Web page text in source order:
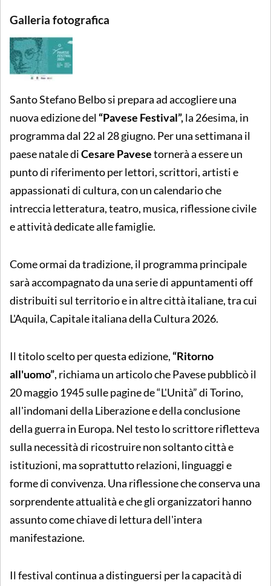
Galleria fotografica
Santo Stefano Belbo si prepara ad accogliere una
nuova edizione del “Pavese Festival”,la 26esima, in
programma dal 22 al 28 giugno. Per una settimana il
paese natale diCesare Pavesetornerà a essere un
punto di riferimento per lettori, scrittori, artisti e
appassionati di cultura, con un calendario che
intreccia letteratura, teatro, musica, riflessione civile
e attività dedicate alle famiglie.
Come ormai da tradizione, il programma principale
sarà accompagnato da una serie di appuntamenti off
distribuiti sul territorio e in altre città italiane, tra cui
L'Aquila, Capitale italiana della Cultura 2026.
Il titolo scelto per questa edizione, “Ritorno
all'uomo”, richiama un articolo che Pavese pubblicò il
20 maggio 1945 sulle pagine de “L'Unità” di Torino,
all'indomani della Liberazione e della conclusione
della guerra in Europa. Nel testo lo scrittore rifletteva
sulla necessità di ricostruire non soltanto città e
istituzioni, ma soprattutto relazioni, linguaggi e
forme di convivenza. Una riflessione che conserva una
sorprendente attualità e che gli organizzatori hanno
assunto come chiave di lettura dell'intera
manifestazione.
Il festival continua a distinguersi per la capacità di